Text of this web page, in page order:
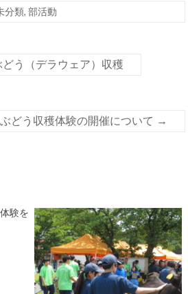
分類,部活動
どう（デラウェア）収穫
どう収穫体験の開催について →
験を